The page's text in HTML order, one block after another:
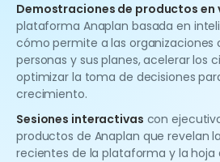
Demostraciones de productos en
plataforma Anaplan basada en
cómo permite a las organizaciones
personas y sus planes, acelerar los
optimizar la toma de decisiones
crecimiento.
Sesiones interactivas con
productos de Anaplan que revelan
recientes de la plataforma y la hoja